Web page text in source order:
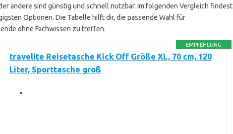
andere sind günstig und schnell nutzbar. Im folgenden Vergleich findest
Optionen. Die Tabelle hilft dir, die passende Wahl für
ohne Fachwissen zu treffen.
EMPFEHLUNG
travelite Reisetasche Kick Off Größe XL, 70 cm, 120
Liter, Sporttasche groß